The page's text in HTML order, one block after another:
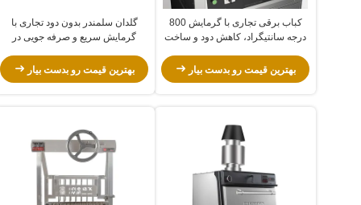
کباب برقی تجاری با گرمایش 800
درجه سانتیگراد، کاهش دود و ساخت
بهترین قیمت رو بدست بیار
گلدان سلمندر بدون دود تجاری با
گرمایش سریع و صرفه جویی در
بهترین قیمت رو بدست بیار